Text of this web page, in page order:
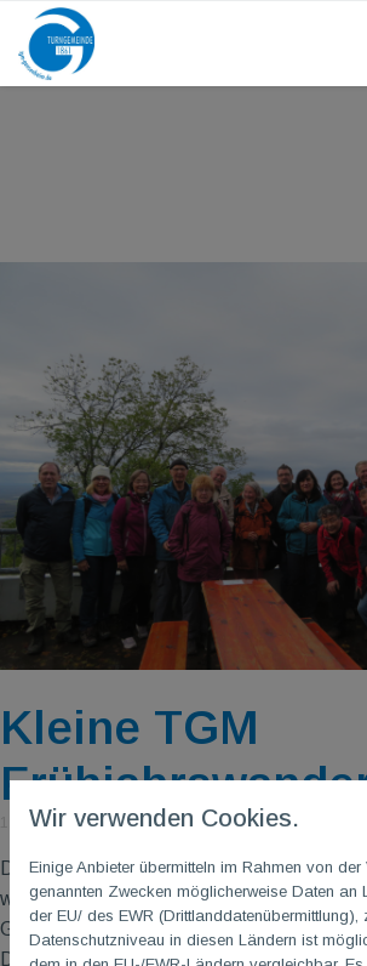
Kleine TGM
12. April 2023
Das Wetter ist gut, die Feiertage sind rum,
wandern. Los geht’s von der
Gonsenheim Parkplatz auf den Layenhof
Durch die Obstfelder mit einer schönen
Wir verwenden Cookies.
Einige Anbieter übermitteln im Rahmen von der
genannten Zwecken möglicherweise Daten an
der EU/ des EWR (Drittlanddatenübermittlung),
Datenschutzniveau in diesen Ländern ist